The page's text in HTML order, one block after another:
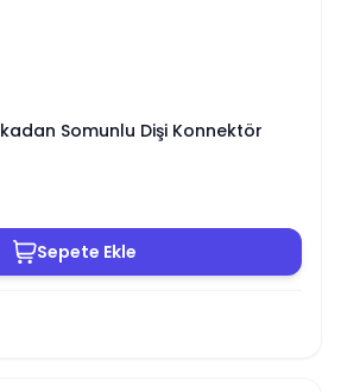
Somunlu Dişi Konnektör
Sepete Ekle